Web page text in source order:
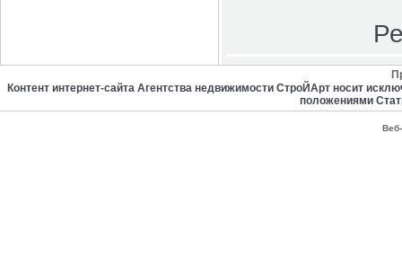
Контент интернет-сайта Агентства недвижимости СтроЙАрт носит
положениями